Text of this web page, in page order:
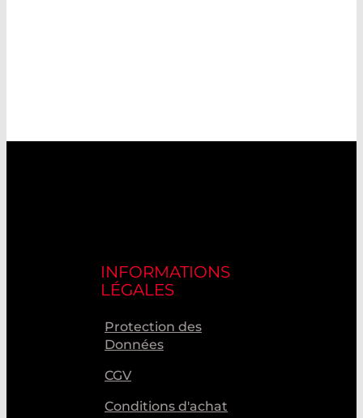
INFORMATIONS
LÉGALES
Protection des
Données
CGV
Conditions d'achat